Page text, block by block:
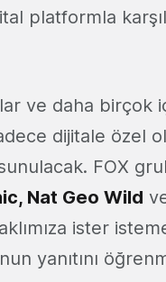
platformla
ve daha birçok
dijitale özel
FOX
Nat Geo Wild
ister
yanıtını